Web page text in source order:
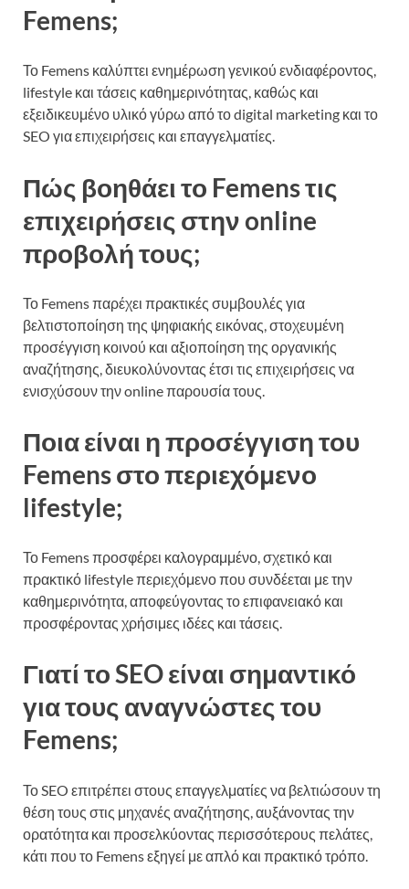
Femens;
Το Femens καλύπτει ενημέρωση γενικού ενδιαφέροντος,
lifestyle και τάσεις καθημερινότητας, καθώς και
εξειδικευμένο υλικό γύρω από το digital marketing και το
SEO για επιχειρήσεις και επαγγελματίες.
Πώς βοηθάει το Femens τις
επιχειρήσεις στην online
προβολή τους;
Το Femens παρέχει πρακτικές συμβουλές για
βελτιστοποίηση της ψηφιακής εικόνας, στοχευμένη
προσέγγιση κοινού και αξιοποίηση της οργανικής
αναζήτησης, διευκολύνοντας έτσι τις επιχειρήσεις να
ενισχύσουν την online παρουσία τους.
Ποια είναι η προσέγγιση του
Femens στο περιεχόμενο
lifestyle;
Το Femens προσφέρει καλογραμμένο, σχετικό και
πρακτικό lifestyle περιεχόμενο που συνδέεται με την
καθημερινότητα, αποφεύγοντας το επιφανειακό και
προσφέροντας χρήσιμες ιδέες και τάσεις.
Γιατί το SEO είναι σημαντικό
για τους αναγνώστες του
Femens;
Το SEO επιτρέπει στους επαγγελματίες να βελτιώσουν τη
θέση τους στις μηχανές αναζήτησης, αυξάνοντας την
ορατότητα και προσελκύοντας περισσότερους πελάτες,
κάτι που το Femens εξηγεί με απλό και πρακτικό τρόπο.